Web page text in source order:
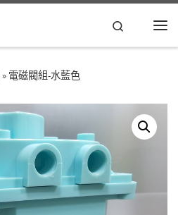
Search
» 電磁閥組-水藍色